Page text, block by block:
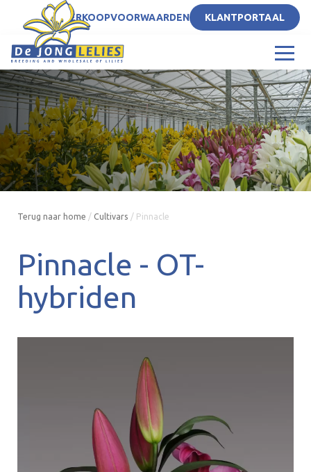
NLVERKOOPVOORWAARDEN KLANTPORTAAL
Terug naar home / Cultivars / Pinnacle
Pinnacle - OT-
hybriden